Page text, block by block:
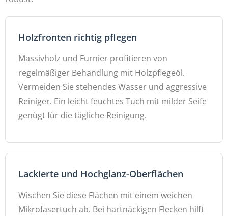
Holzfronten richtig pflegen
Massivholz und Furnier profitieren von
regelmäßiger Behandlung mit Holzpflegeöl.
Vermeiden Sie stehendes Wasser und aggressive
Reiniger. Ein leicht feuchtes Tuch mit milder Seife
genügt für die tägliche Reinigung.
Lackierte und Hochglanz-Oberflächen
Wischen Sie diese Flächen mit einem weichen
Mikrofasertuch ab. Bei hartnäckigen Flecken hilft